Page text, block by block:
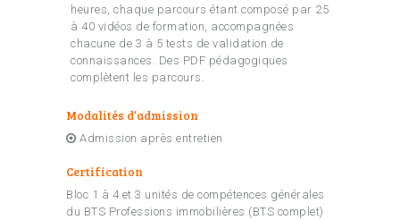
heures, chaque parcours étant composé par 25
à 40 vidéos de formation, accompagnées
chacune de 3 à 5 tests de validation de
connaissances. Des PDF pédagogiques
complètent les parcours.
Modalités d’admission
Admission après entretien
Certification
Bloc 1 à 4 et 3 unités de compétences générales
du BTS Professions immobilières (BTS complet)